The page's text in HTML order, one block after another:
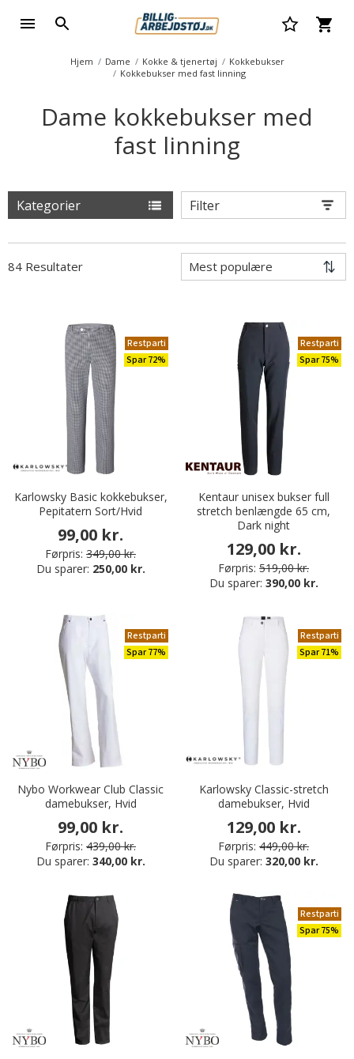
Hjem Dame Kokke & tjenertøj
Kokkebukser
Kokkebukser med fast linning
Dame kokkebukser med
fast linning
Kategorier Filter
84 Resultater
Restparti
Spar 72%
Karlowsky Basic kokkebukser,
Pepitatern Sort/Hvid
99,00 kr.
Førpris: 349,00 kr.
Du sparer: 250,00 kr.
Restparti
Spar 75%
Kentaur unisex bukser full
stretch benlængde 65 cm,
Dark night
129,00 kr.
Førpris: 519,00 kr.
Du sparer: 390,00 kr.
Restparti
Spar 77%
Nybo Workwear Club Classic
damebukser, Hvid
99,00 kr.
Førpris: 439,00 kr.
Du sparer: 340,00 kr.
Restparti
Spar 71%
Karlowsky Classic-stretch
damebukser, Hvid
129,00 kr.
Førpris: 449,00 kr.
Du sparer: 320,00 kr.
Restparti
Spar 75%